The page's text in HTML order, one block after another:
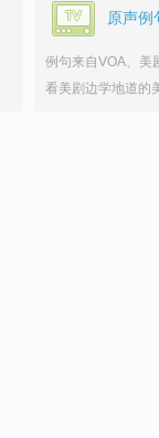
原声例
例句来自VOA、美
看美剧边学地道的